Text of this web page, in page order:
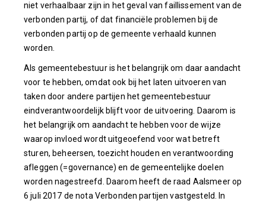
niet verhaalbaar zijn in het geval van faillissement van de
verbonden partij, of dat financiële problemen bij de
verbonden partij op de gemeente verhaald kunnen
worden.
Als gemeentebestuur is het belangrijk om daar aandacht
voor te hebben, omdat ook bij het laten uitvoeren van
taken door andere partijen het gemeentebestuur
eindverantwoordelijk blijft voor de uitvoering. Daarom is
het belangrijk om aandacht te hebben voor de wijze
waarop invloed wordt uitgeoefend voor wat betreft
sturen, beheersen, toezicht houden en verantwoording
afleggen (=governance) en de gemeentelijke doelen
worden nagestreefd. Daarom heeft de raad Aalsmeer op
6 juli 2017 de nota Verbonden partijen vastgesteld. In